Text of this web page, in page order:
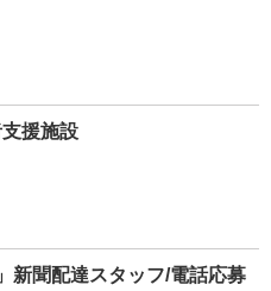
支援施設
新聞配達スタッフ/電話応募